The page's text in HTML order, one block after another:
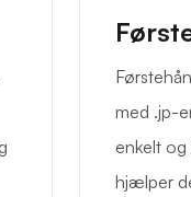
med .jp-
enkelt
hjælper